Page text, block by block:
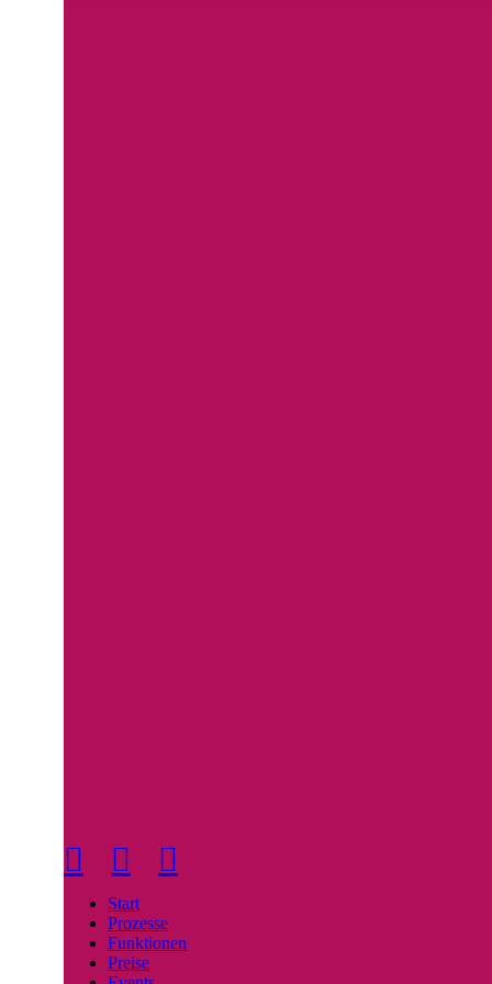
LinkedinFacebook
Start
Prozesse
Funktionen
Preise